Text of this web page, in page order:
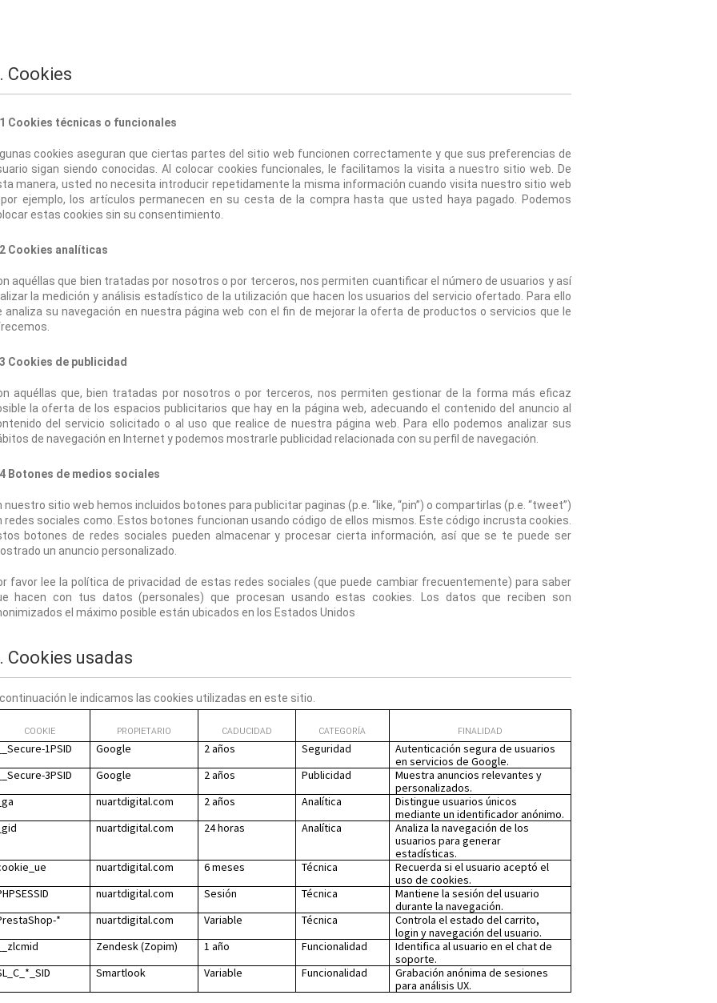
Cookies
Cookies técnicas o funcionales
cookies aseguran que ciertas partes del sitio web funcionen correctamente y que sus preferencias de
sigan siendo conocidas. Al colocar cookies funcionales, le facilitamos la visita a nuestro sitio web. De
manera, usted no necesita introducir repetidamente la misma información cuando visita nuestro sitio web
por ejemplo, los artículos permanecen en su cesta de la compra hasta que usted haya pagado. Podemos
estas cookies sin su consentimiento.
Cookies analíticas
aquéllas que bien tratadas por nosotros o por terceros, nos permiten cuantificar el número de usuarios y así
la medición y análisis estadístico de la utilización que hacen los usuarios del servicio ofertado. Para ello
analiza su navegación en nuestra página web con el fin de mejorar la oferta de productos o servicios que le
Cookies de publicidad
aquéllas que, bien tratadas por nosotros o por terceros, nos permiten gestionar de la forma más eficaz
la oferta de los espacios publicitarios que hay en la página web, adecuando el contenido del anuncio al
del servicio solicitado o al uso que realice de nuestra página web. Para ello podemos analizar sus
de navegación en Internet y podemos mostrarle publicidad relacionada con su perfil de navegación.
Botones de medios sociales
nuestro sitio web hemos incluidos botones para publicitar paginas (p.e. “like, “pin”) o compartirlas (p.e. “tweet”)
redes sociales como. Estos botones funcionan usando código de ellos mismos. Este código incrusta cookies.
botones de redes sociales pueden almacenar y procesar cierta información, así que se te puede ser
un anuncio personalizado.
favor lee la política de privacidad de estas redes sociales (que puede cambiar frecuentemente) para saber
hacen con tus datos (personales) que procesan usando estas cookies. Los datos que reciben son
el máximo posible están ubicados en los Estados Unidos
Cookies usadas
le indicamos las cookies utilizadas en este sitio.
COOKIE PROPIETARIO CADUCIDAD CATEGORÍA FINALIDAD
1PSID Google 2 años Seguridad
Autenticación segura de usuarios
en servicios de Google.
3PSID
Google 2 años Publicidad
Muestra anuncios relevantes y
personalizados.
nuartdigital.com 2 años Analítica
Distingue usuarios únicos
mediante un identificador anónimo.
nuartdigital.com 24 horas Analítica
Analiza la navegación de los
usuarios para generar
estadísticas.
nuartdigital.com 6 meses Técnica
Recuerda si el usuario aceptó el
uso de cookies.
nuartdigital.com Sesión Técnica
Mantiene la sesión del usuario
durante la navegación.
*
nuartdigital.com Variable Técnica
Controla el estado del carrito,
login y navegación del usuario.
Zendesk (Zopim) 1 año Funcionalidad
Identifica al usuario en el chat de
soporte.
Smartlook Variable Funcionalidad
Grabación anónima de sesiones
para análisis UX.